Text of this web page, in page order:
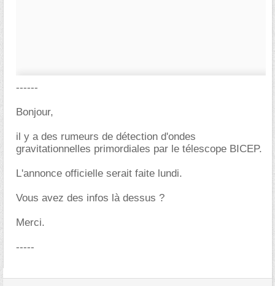
------
Bonjour,
il y a des rumeurs de détection d'ondes
gravitationnelles primordiales par le télescope BICEP.
L'annonce officielle serait faite lundi.
Vous avez des infos là dessus ?
Merci.
-----